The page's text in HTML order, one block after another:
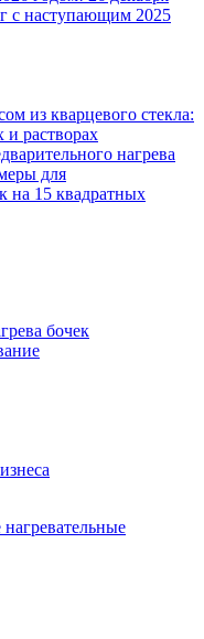
с наступающим 2025
из кварцевого стекла:
и растворах
нагрева
для
на 15 квадратных
бочек